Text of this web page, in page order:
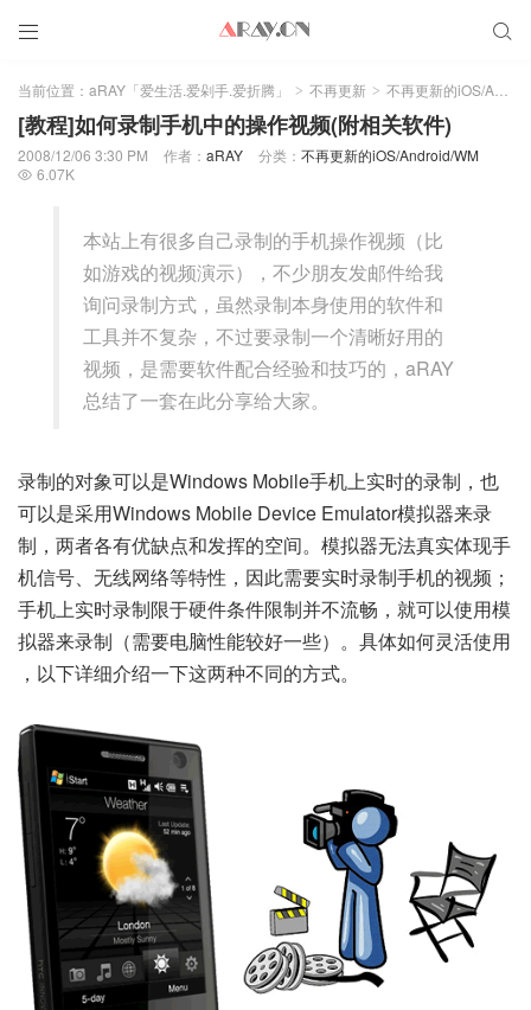
 
当前位置： aRAY「爱生活.爱剁手.爱折腾」 > 不再更新 > 不再更新的iOS/Android/WM
[教程]如何录制手机中的操作视频(附相关软件)
2008/12/06 3:30 PM 作者： aRAY 分类： 不再更新的iOS/Android/WM
 6.07K
本站上有很多自己录制的手机操作视频（比
如游戏的视频演示），不少朋友发邮件给我
询问录制方式，虽然录制本身使用的软件和
工具并不复杂，不过要录制一个清晰好用的
视频，是需要软件配合经验和技巧的，aRAY
总结了一套在此分享给大家。
录制的对象可以是Windows Mobile手机上实时的录制，也
可以是采用Windows Mobile Device Emulator模拟器来录
制，两者各有优缺点和发挥的空间。模拟器无法真实体现手
机信号、无线网络等特性，因此需要实时录制手机的视频；
手机上实时录制限于硬件条件限制并不流畅，就可以使用模
拟器来录制（需要电脑性能较好一些）。具体如何灵活使用
，以下详细介绍一下这两种不同的方式。